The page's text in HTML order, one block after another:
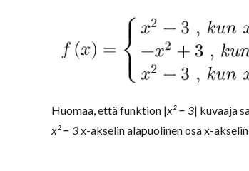
Huomaa, että funktion |x²– 3| kuvaaja
x²– 3x-akselin alapuolinen osa x-akselin